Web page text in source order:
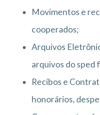
Movimentos e
cooperados;
Arquivos
arquivos do sped
Recibos e
honorários,